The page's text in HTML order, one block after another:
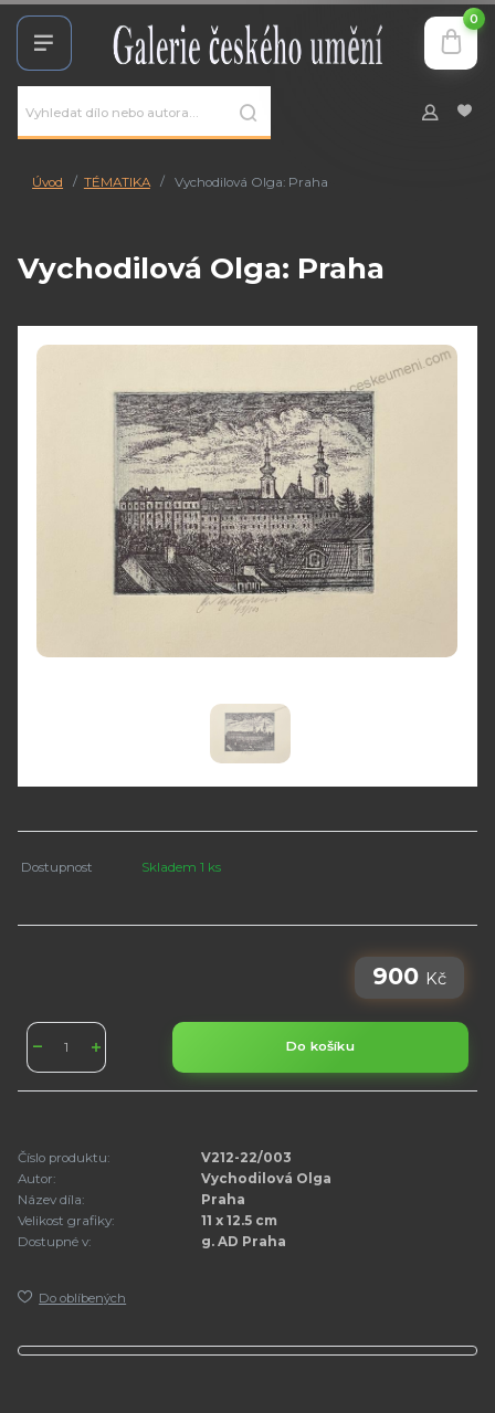
0
Úvod TÉMATIKA Vychodilová Olga: Praha
Vychodilová Olga: Praha
Dostupnost Skladem 1 ks
900 Kč
Do košíku
Číslo produktu:
V212-22/003
Autor:
Vychodilová Olga
Název díla:
Praha
Velikost grafiky:
11 x 12.5 cm
Dostupné v:
g. AD Praha
Do oblíbených